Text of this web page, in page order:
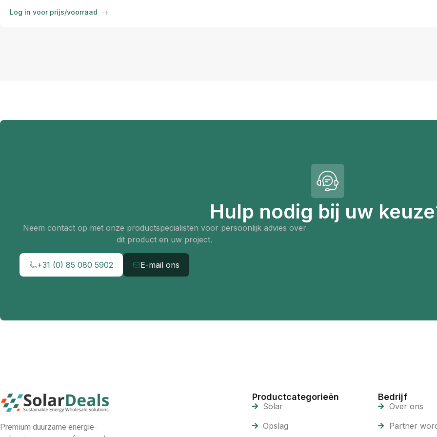
Log in voor prijs/voorraad →
Hulp nodig bij uw
Neem contact op met onze productspecialisten voor persoonlijk advies over
dit product en uw project.
+31 (0) 85 080 5902 E-mail ons
Premium duurzame energie-
Productcategorieën
Solar
Opslag
Bedrijf
Over ons
Partner